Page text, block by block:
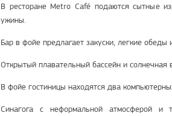
В ресторане Metro Café подаются сытные
ужины.
Бар в фойе предлагает закуски, легкие
Открытый плавательный бассейн и солнечная
В фойе гостиницы находятся два
Синагога с неформальной атмосферой и